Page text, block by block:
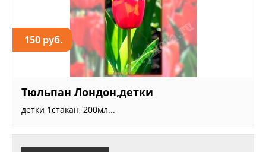
150 руб.
Тюльпан Лондон,детки
детки 1стакан, 200мл...